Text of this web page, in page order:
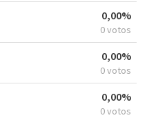
0,00%
0 votos
0,00%
0 votos
0,00%
0 votos